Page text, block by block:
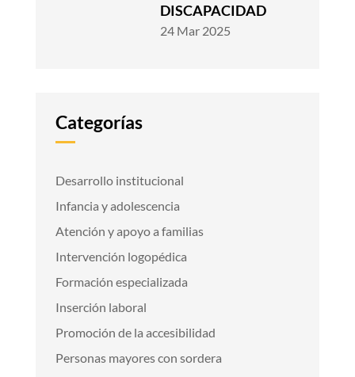
DISCAPACIDAD
24 Mar 2025
Categorías
Desarrollo institucional
Infancia y adolescencia
Atención y apoyo a familias
Intervención logopédica
Formación especializada
Inserción laboral
Promoción de la accesibilidad
Personas mayores con sordera